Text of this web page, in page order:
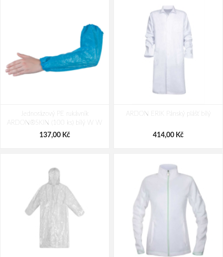
58,00 Kč
bílá/modrá
Jednorázový PE rukávník
ARDON®SKIN (100 ks) bílý W W
137,00 Kč
ARDON ERIK Pánský plášť bílý
414,00 Kč